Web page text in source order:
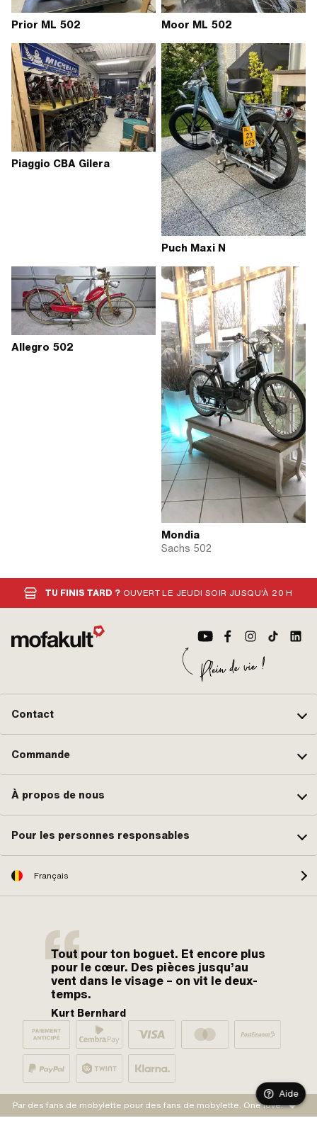
Prior ML 502 Moor ML 502
Piaggio CBA Gilera
Puch Maxi N
Allegro 502
Mondia
Sachs 502
TU FINIS TARD ? OUVERT LE JEUDI SOIR JUSQU'À 20 H
Contact
Commande
À propos de nous
Pour les personnes responsables
Français
Tout pour ton boguet. Et encore plus
pour le cœur. Des pièces jusqu’au
vent dans le visage – on vit le deux-
temps.
Kurt Bernhard
Par des fans de mobylette pour des fans de mobylette. One love.
Aide